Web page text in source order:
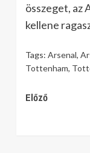
összeget, az
kellene
Tags: Arsenal,
Tottenham,
Continue
Előző